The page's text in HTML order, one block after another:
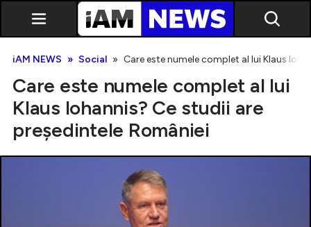
iAM NEWS Social Care este numele complet al lui Klaus
Care este numele complet al lui
Klaus Iohannis? Ce studii are
preşedintele României